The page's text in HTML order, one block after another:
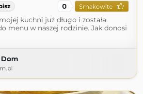
0 Smakowite
kuchni już długo i została
menu w naszej rodzinie. Jak donosi